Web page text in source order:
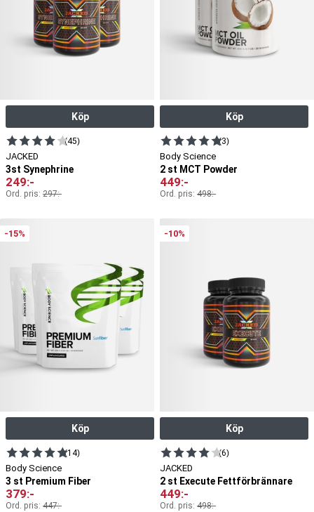
Köp
(45)
JACKED
3st Synephrine
249:-
Ord. pris: 297:-
Köp
(3)
Body Science
2 st MCT Powder
449:-
Ord. pris: 498:-
-15%
Köp
(14)
Body Science
3 st Premium Fiber
379:-
Ord. pris: 447:-
-10%
Köp
(6)
JACKED
2 st Execute Fettförbrännare
449:-
Ord. pris: 498:-